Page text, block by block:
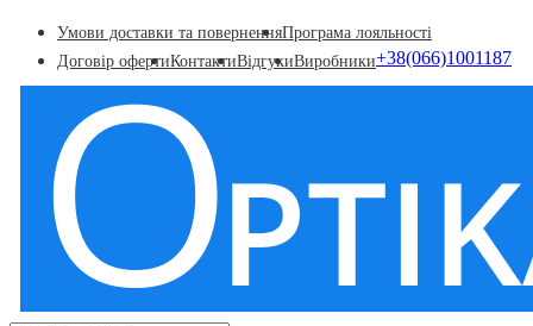
Умови доставки та поверненняПрограма лояльності
Договір офертиКонтактиВідгукиВиробники+38(066)1001187